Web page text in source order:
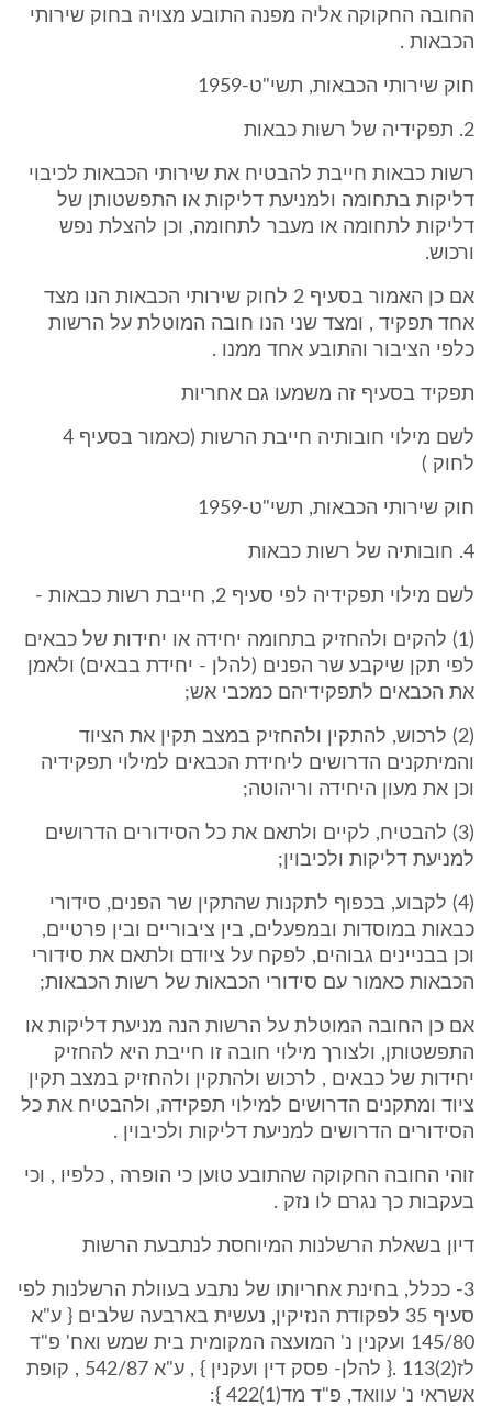
החובה החקוקה אליה מפנה התובע מצויה בחוק שירותי
הכבאות .
חוק שירותי הכבאות, תשי"ט-1959
2. תפקידיה של רשות כבאות
רשות כבאות חייבת להבטיח את שירותי הכבאות לכיבוי
דליקות בתחומה ולמניעת דליקות או התפשטותן של
דליקות לתחומה או מעבר לתחומה, וכן להצלת נפש
ורכוש.
אם כן האמור בסעיף 2 לחוק שירותי הכבאות הנו מצד
אחד תפקיד , ומצד שני הנו חובה המוטלת על הרשות
כלפי הציבור והתובע אחד ממנו .
תפקיד בסעיף זה משמעו גם אחריות
לשם מילוי חובותיה חייבת הרשות (כאמור בסעיף 4
לחוק )
חוק שירותי הכבאות, תשי"ט-1959
4. חובותיה של רשות כבאות
לשם מילוי תפקידיה לפי סעיף 2, חייבת רשות כבאות -
(1) להקים ולהחזיק בתחומה יחידה או יחידות של כבאים
לפי תקן שיקבע שר הפנים (להלן - יחידת בבאים) ולאמן
את הכבאים לתפקידיהם כמכבי אש;
(2) לרכוש, להתקין ולהחזיק במצב תקין את הציוד
והמיתקנים הדרושים ליחידת הכבאים למילוי תפקידיה
וכן את מעון היחידה וריהוטה;
(3) להבטיח, לקיים ולתאם את כל הסידורים הדרושים
למניעת דליקות ולכיבוין;
(4) לקבוע, בכפוף לתקנות שהתקין שר הפנים, סידורי
כבאות במוסדות ובמפעלים, בין ציבוריים ובין פרטיים,
וכן בבניינים גבוהים, לפקח על ציודם ולתאם את סידורי
הכבאות כאמור עם סידורי הכבאות של רשות הכבאות;
אם כן החובה המוטלת על הרשות הנה מניעת דליקות או
התפשטותן, ולצורך מילוי חובה זו חייבת היא להחזיק
יחידות של כבאים , לרכוש ולהתקין ולהחזיק במצב תקין
ציוד ומתקנים הדרושים למילוי תפקידה, ולהבטיח את כל
הסידורים הדרושים למניעת דליקות ולכיבוין .
זוהי החובה החקוקה שהתובע טוען כי הופרה , כלפיו , וכי
בעקבות כך נגרם לו נזק .
דיון בשאלת הרשלנות המיוחסת לנתבעת הרשות
3- ככלל, בחינת אחריותו של נתבע בעוולת הרשלנות לפי
סעיף 35 לפקודת הנזיקין, נעשית בארבעה שלבים { ע"א
145/80 ועקנין נ' המועצה המקומית בית שמש ואח' פ"ד
לז(2)113 .{ להלן- פסק דין ועקנין } , ע"א 542/87 , קופת
אשראי נ' עוואד, פ"ד מד(1)422 }: